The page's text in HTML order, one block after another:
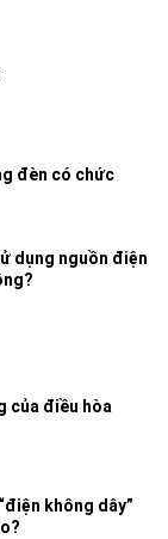
đèn có chức
dụng nguồn điện
của điều hòa
không dây”